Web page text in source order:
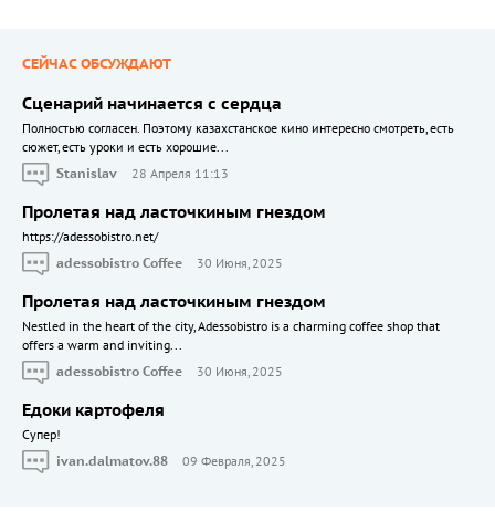
СЕЙЧАС ОБСУЖДАЮТ
Сценарий начинается с сердца
Полностью согласен. Поэтому казахстанское кино интересно смотреть, есть
сюжет, есть уроки и есть хорошие...
Stanislav
28 Апреля 11:13
Пролетая над ласточкиным гнездом
https://adessobistro.net/
adessobistro Coffee
30 Июня, 2025
Пролетая над ласточкиным гнездом
Nestled in the heart of the city, Adessobistro is a charming coffee shop that
offers a warm and inviting...
adessobistro Coffee
30 Июня, 2025
Едоки картофеля
Cупер!
ivan.dalmatov.88
09 Февраля, 2025